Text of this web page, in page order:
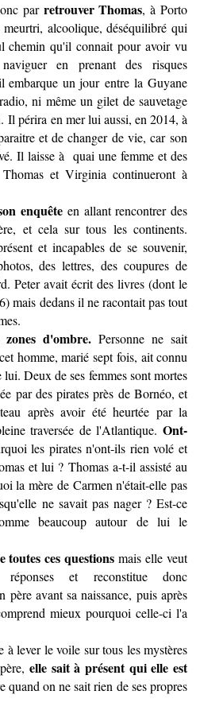
par retrouver Thomas, à Porto
alcoolique, déséquilibré qui
chemin qu'il connait pour avoir vu
en prenant des risques
embarque un jour entre la Guyane
ni même un gilet de sauvetage
Il périra en mer lui aussi, en 2014, à
et de changer de vie, car son
Il laisse à quai une femme et des
et Virginia continueront à
enquête en allant rencontrer des
et cela sur tous les continents.
et incapables de se souvenir,
des lettres, des coupures de
Peter avait écrit des livres (dont le
mais dedans il ne racontait pas tout
zones d'ombre.Personne ne sait
homme, marié sept fois, ait connu
Deux de ses femmes sont mortes
par des pirates près de Bornéo, et
après avoir été heurtée par la
traversée de l'Atlantique. Ont-
les pirates n'ont-ils rien volé et
et lui ? Thomas a-t-il assisté au
la mère de Carmen n'était-elle pas
ne savait pas nager ? Est-ce
beaucoup autour de lui le
toutes ces questions mais elle veut
réponses et reconstitue donc
père avant sa naissance, puis après
mieux pourquoi celle-ci l'a
à lever le voile sur tous les mystères
elle sait à présent qui elle est
quand on ne sait rien de ses propres